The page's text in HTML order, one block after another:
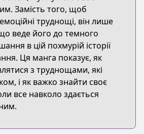
Замість того, щоб
труднощі, він лише
веде його до темного
в цій похмурій історії
Ця манга показує, як
з труднощами, які
і як важко знайти своє
все навколо здається